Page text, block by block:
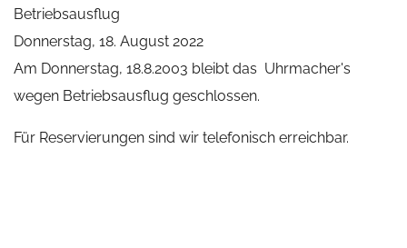
Betriebsausflug
Donnerstag, 18. August 2022
Am Donnerstag, 18.8.2003 bleibt das Uhrmacher's
wegen Betriebsausflug geschlossen.
Für Reservierungen sind wir telefonisch erreichbar.